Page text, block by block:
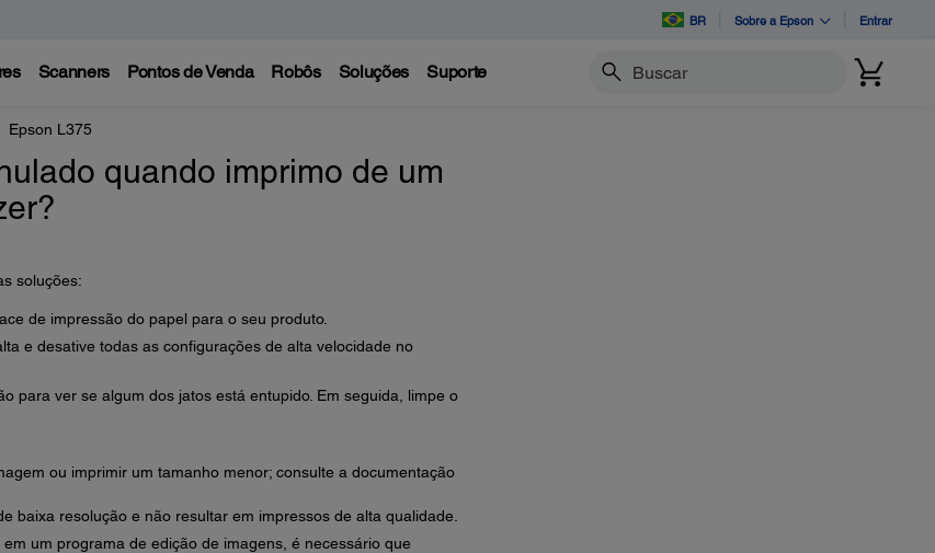
BR Sobre a Epson Entrar
Scanners Pontos de Venda Robôs Soluções Suporte Buscar
Epson L375
quando imprimo de um
soluções:
de impressão do papel para o seu produto.
e desative todas as configurações de alta velocidade no
para ver se algum dos jatos está entupido. Em seguida, limpe o
ou imprimir um tamanho menor; consulte a documentação
baixa resolução e não resultar em impressos de alta qualidade.
um programa de edição de imagens, é necessário que